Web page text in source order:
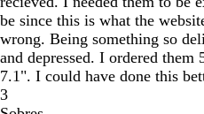
be since this is what the
wrong. Being something so
and depressed. I ordered
7.1". I could have done this
3